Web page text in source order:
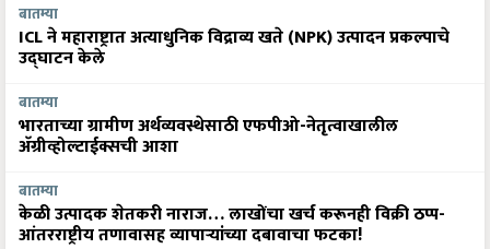
बातम्या
ICL ने महाराष्ट्रात अत्याधुनिक विद्राव्य खते (NPK) उत्पादन प्रकल्पाचे
उद्घाटन केले
बातम्या
भारताच्या ग्रामीण अर्थव्यवस्थेसाठी एफपीओ-नेतृत्वाखालील
अ‍ॅग्रीव्होल्टाईक्सची आशा
बातम्या
केळी उत्पादक शेतकरी नाराज… लाखोंचा खर्च करूनही विक्री ठप्प-
आंतरराष्ट्रीय तणावासह व्यापाऱ्यांच्या दबावाचा फटका!